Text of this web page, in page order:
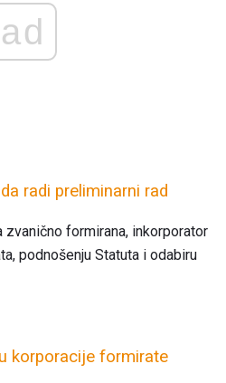
ad
radi preliminarni rad
formirana, inkorporator
podnošenju Statuta i odabiru
korporacije formirate